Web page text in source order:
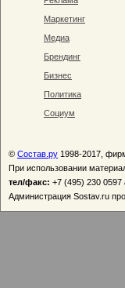
Маркетинг
Медиа
Брендинг
Бизнес
Политика
Социум
© Состав.ру 1998-2017,
При использовании
тел/факс: +7 (495) 230 0597
Администрация Sostav.ru